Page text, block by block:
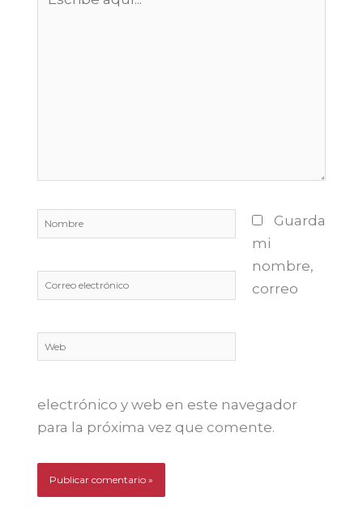
Nombre
Correo
electrónico
Web
Guarda
mi
nombre,
correo
electrónico y web en este navegador
para la próxima vez que comente.